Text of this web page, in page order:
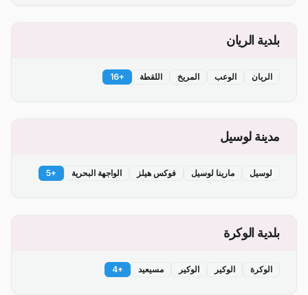
بلدية الريان
الريان الوعب المريخ اللقطة +
16
مدينة لوسيل
لوسيل مارينا لوسيل فوكس هيلز الواجهة البحرية +
5
بلدية الوكرة
الوكرة الوكير الوكير مسيعيد +
4